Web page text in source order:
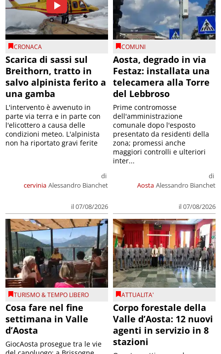
CRONACA
Scarica di sassi sul
Breithorn, tratto in
salvo alpinista ferito a
una gamba
cervinia
di
Alessandro Bianchet
il 07/08/2026
L'intervento è avvenuto in
parte via terra e in parte con
l'elicottero a causa delle
condizioni meteo. L'alpinista
non ha riportato gravi ferite
COMUNI
Aosta, degrado in via
Festaz: installata una
telecamera alla Torre
del Lebbroso
Aosta
di
Alessandro Bianchet
il 07/08/2026
Prime contromosse
dell'amministrazione
comunale dopo l'esposto
presentato da residenti della
zona; promessi anche
maggiori controlli e ulteriori
inter...
TURISMO & TEMPO LIBERO
Cosa fare nel fine
settimana in Valle
d’Aosta
GiocAosta prosegue tra le vie
ATTUALITA'
Corpo forestale della
Valle d’Aosta: 12 nuovi
agenti in servizio in 8
stazioni